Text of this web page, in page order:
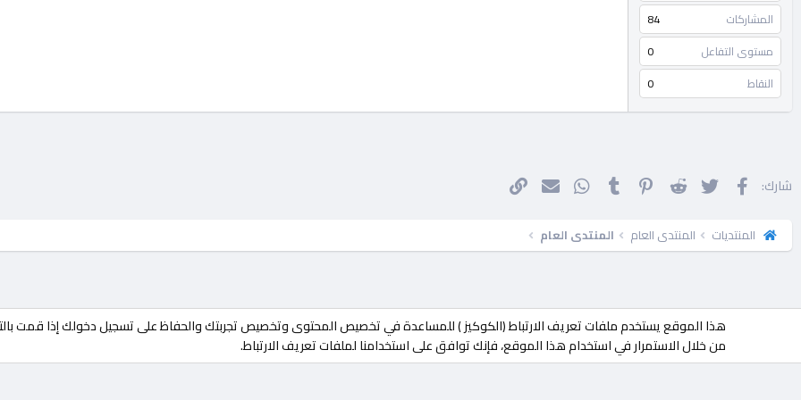
المشاركات
84
مستوى التفاعل
0
النقاط
0
شارك: فيسبوك تويتر Reddit
Pinterest
Tumblr
WhatsAppالبريد الإلكتروني
المنتديات المنتدى العام المنتدى العام
جميع الحقوق محفوظة لـمجتمع حلحول© 2023 | تطويرMOHDESIGN منتقي الستايلات الوضع المظلم
هذا الموقع يستخدم ملفات تعريف الارتباط (الكوكيز ) للمساعدة في تخصيص المحتوى وتخصيص تجربتك والحفاظ على تسجيل دخولك إذا قمت
من خلال الاستمرار في استخدام هذا الموقع، فإنك توافق على استخدامنا لملفات تعريف الارتباط.